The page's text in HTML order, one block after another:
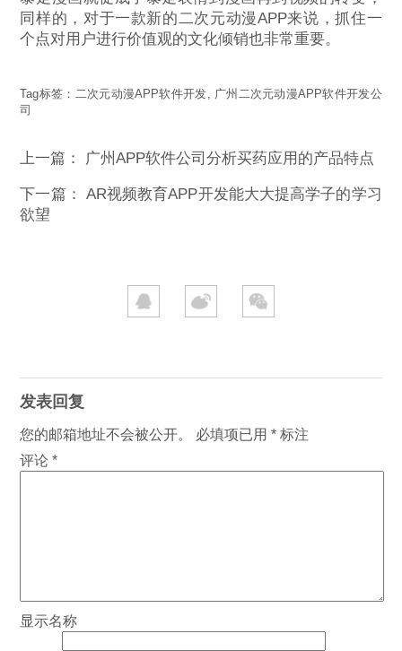
同样的，对于一款新的二次元动漫APP来说，抓住一
个点对用户进行价值观的文化倾销也非常重要。
Tag标签： 二次元动漫APP软件开发
广州二次元动漫APP软件开发公
司
上一篇： 广州APP软件公司分析买药应用的产品特点
下一篇： AR视频教育APP开发能大大提高学子的学习
欲望
发表回复
您的邮箱地址不会被公开。 必填项已用* 标注
评论*
显示名称